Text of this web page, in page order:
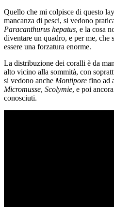
Quello che mi colpisce di questo
mancanza di pesci, si vedono
Paracanthurus hepatus, e la cosa
diventare un quadro, e per me, che
essere una forzatura enorme.
La distribuzione dei coralli è da
alto vicino alla sommità, con
si vedono anche Montipore fino ad
Micromusse, Scolymie, e poi
conosciuti.